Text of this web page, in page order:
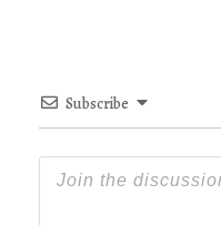
Subscribe